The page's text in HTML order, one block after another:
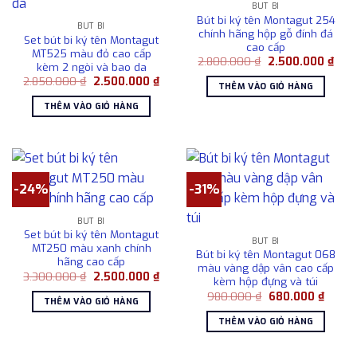
BÚT BI
Set bút bi ký tên Montagut
MT525 màu đỏ cao cấp
kèm 2 ngòi và bao da
2.850.000₫ Giá
là:
2.850.000 ₫.
2.500.000 ₫Giá
THÊM VÀO GIỎ HÀNG
BÚT BI
Bút bi ký tên Montagut 254
chính hãng hộp gỗ đính đá
cao cấp
2.800.000₫ Giá
là:
2.800.000 ₫.
2.500.000 ₫Giá
THÊM VÀO GIỎ HÀNG
-24%
BÚT BI
Set bút bi ký tên Montagut
MT250 màu xanh chính
hãng cao cấp
3.300.000₫ Giá
là:
3.300.000 ₫.
2.500.000 ₫Giá
hiện
2.500.000 ₫.
THÊM VÀO GIỎ HÀNG
-31%
BÚT BI
Bút bi ký tên Montagut 068
màu vàng dập vân cao cấp
kèm hộp đựng và túi
980.000₫ Giá
là:
980.000 ₫.
680.000 ₫Giá
hiện
tại
THÊM VÀO GIỎ HÀNG